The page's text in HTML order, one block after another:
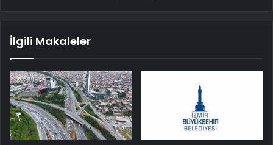
İlgili Makaleler